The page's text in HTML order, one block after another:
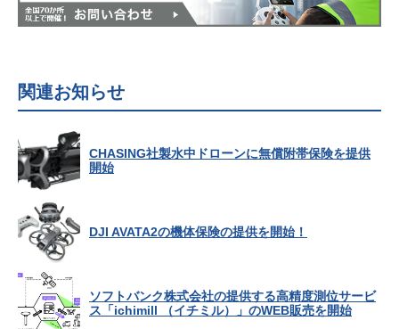
関連お知らせ
CHASING社製水中ドローンに無償附帯保険を提供
開始
DJI AVATA2の機体保険の提供を開始！
ソフトバンク株式会社の提供する高精度測位サービ
ス「ichimill （イチミル）」のWEB販売を開始